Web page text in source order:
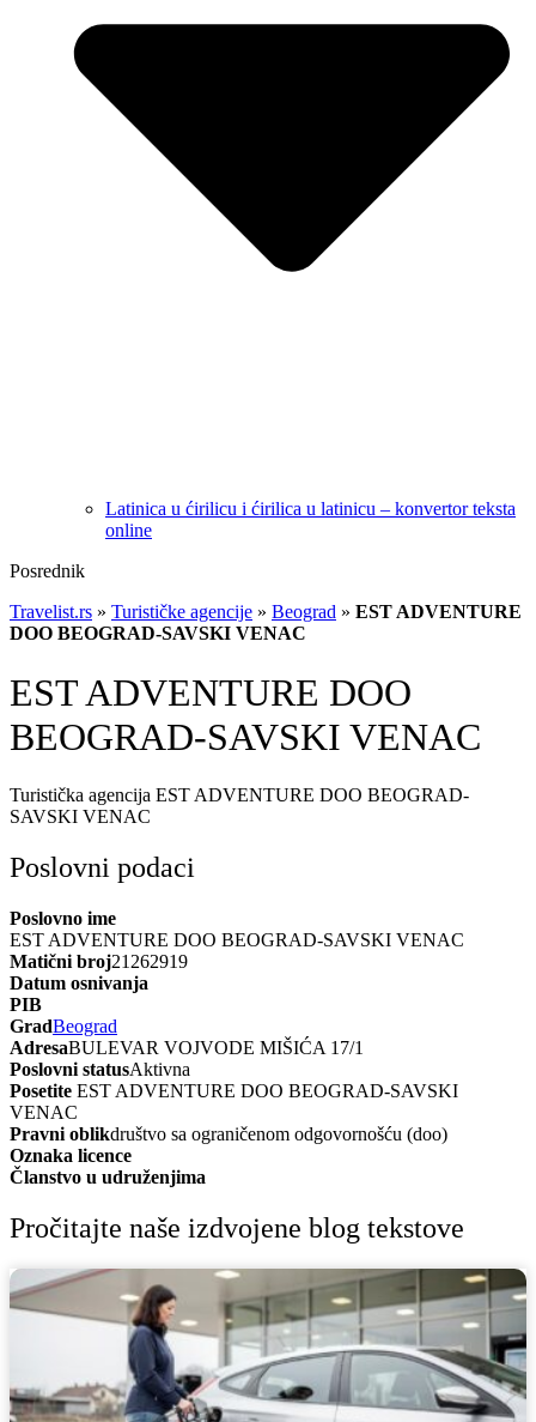
Latinica u ćirilicu i ćirilica u latinicu – konvertor teksta
online
Posrednik
Travelist.rs » Turističke agencije » Beograd » EST ADVENTURE
DOO BEOGRAD-SAVSKI VENAC
EST ADVENTURE DOO
BEOGRAD-SAVSKI VENAC
Turistička agencija EST ADVENTURE DOO BEOGRAD-
SAVSKI VENAC
Poslovni podaci
Poslovno ime
EST ADVENTURE DOO BEOGRAD-SAVSKI VENAC
Matični broj21262919
Datum osnivanja
PIB
GradBeograd
AdresaBULEVAR VOJVODE MIŠIĆA 17/1
Poslovni statusAktivna
Posetite EST ADVENTURE DOO BEOGRAD-SAVSKI
VENAC
Pravni oblikdruštvo sa ograničenom odgovornošću (doo)
Oznaka licence
Članstvo u udruženjima
Pročitajte naše izdvojene blog tekstove